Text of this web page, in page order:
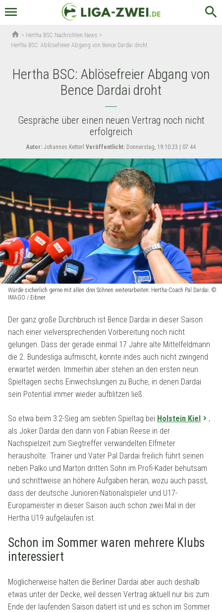
menu search
home > Hertha BSC Nachrichten News >
Hertha BSC: Ablösefreier Abgang von Bence Dardai droht
Hertha BSC: Ablösefreier Abgang von
Bence Dardai droht
Gespräche über einen neuen Vertrag noch nicht
erfolgreich
Autor: Johannes Ketterl Veröffentlicht: Donnerstag, 19.10.23 | 07:44
Würde sicherlich gerne mit allen drei Söhnen weiterarbeiten: Hertha-Coach Pal Dardai. ©
IMAGO / Eibner
Der ganz große Durchbruch ist Bence Dardai in dieser Saison
nach einer vielversprechenden Vorbereitung noch nicht
gelungen. Dass der gerade einmal 17 Jahre alte Mittelfeldmann
die 2. Bundesliga aufmischt, konnte indes auch nicht zwingend
erwartet werden. Immerhin aber stehen an den ersten neun
Spieltagen sechs Einwechslungen zu Buche, in denen Dardai
sein Potential immer wieder aufblitzen ließ.
So etwa beim 3:2-Sieg am siebten Spieltag bei Holstein Kiel
,
als Joker Dardai den dann von Fabian Reese in der
Nachspielzeit zum Siegtreffer verwandelten Elfmeter
herausholte. Trainer und Vater Pal Dardai freilich führt seinen
neben Palko und Marton dritten Sohn im Profi-Kader behutsam
und schrittweise an höhere Aufgaben heran, wozu auch passt,
dass der deutsche Junioren-Nationalspieler und U17-
Europameister in dieser Saison auch schon zwei Mal in der
Hertha U19 aufgelaufen ist.
Schon im Sommer waren mehrere Klubs
interessiert
Möglicherweise halten die Berliner Dardai aber auch deshalb
etwas unter der Decke, weil dessen Vertrag aktuell nur bis zum
Ende der laufenden Saison datiert ist und es schon im Sommer